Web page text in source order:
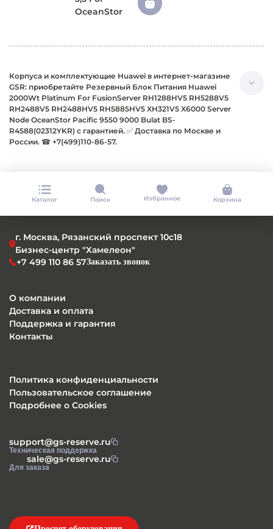
Корпуса и комплектующие Huawei в интернет-магазине
GSR: приобретайте Резервный Блок Питания Huawei
2000Wt Platinum For FusionServer RH1288HV5 RH5288V5
RH2488V5 RH2488HV5 RH5885HV5 XH321V5 X6000 Server
Node OceanStor Pacific 9550 9000 Bulat BS-
R4588(02312YKR) с гарантией. ✅ Доставка по Москве и
России. ☎ +7(499)110-86-57.
Каталог Поиск Избранное Корзина
г. Москва, Рязанский проспект 10с18
Бизнес-центр "Хамелеон"
+7 499 110 86 57Заказать звонок
support@gs-reserve.ru
Техническая поддержка
sale@gs-reserve.ru
Для заказа
О компании
Доставка и оплата
Поддержка и гарантия
Контакты
Политика конфиденциальности
Пользовательское соглашение
Подробнее о Cookies